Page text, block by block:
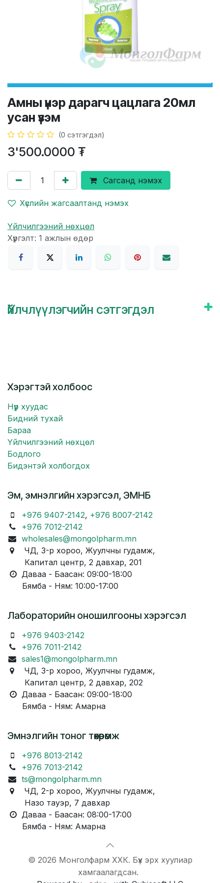
Амны үнэр дарагч цацлага 20мл
усан үзэм
(0 сэтгэгдэл)
3'500.0000 ₮
Сагсанд нэмэх
Хүслийн жагсаалтанд нэмэх
Үйлчилгээний нөхцөл
Хүргэлт: 1 ажлын өдөр
Үйлчлүүлэгчийн сэтгэгдэл
Хэрэгтэй холбоос
Нүүр хуудас
Бидний тухай
Бараа
Үйлчилгээний нөхцөл
Бодлого
Бидэнтэй холбогдох
Эм, эмнэлгийн хэрэгсэл, ЭМНБ
+976 9407-2142, +976 8007-2142
+976 7012-2142
wholesales@mongolpharm.mn
ЧД, 3-р хороо, Жуулчны гудамж,
Капитал центр, 2 давхар, 201
Даваа - Баасан: 09:00-18:00
Бямба - Ням: 10:00-17:00
Лабораторийн оношилгооны хэрэгсэл
+976 9403-2142
+976 7011-2142
sales1@mongolpharm.mn
ЧД, 3-р хороо, Жуулчны гудамж,
Капитал центр, 2 давхар, 202
Даваа - Баасан: 09:00-18:00
Бямба - Ням: Амарна
Эмнэлгийн тоног төхөөрөмж
+976 8013-2142
+976 7013-2142
ts@mongolpharm.mn
ЧД, 2-р хороо, Жуулчны гудамж,
Назо тауэр, 7 давхар
Даваа - Баасан: 08:00-17:00
Бямба - Ням: Амарна
© 2026 Монголфарм ХХК. Бүх эрх хуулиар
хамгаалагдсан.